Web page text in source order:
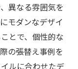
異なる雰囲気を
モダンなデザイ
とで、個性的な
の張替え事例を
ルに合わせたデ